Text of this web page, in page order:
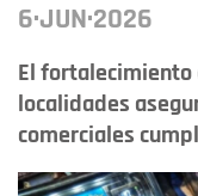
6·JUN·2026
El fortalecimiento
localidades
comerciales